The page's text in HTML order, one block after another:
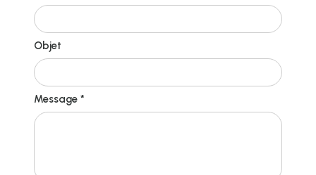
Objet
Message *